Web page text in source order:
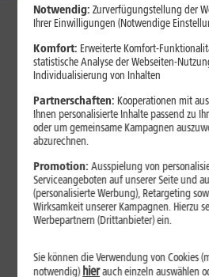
1&1
Jetzt unterbrechungsfrei ins sehr
Ohne doppelte
Notwendig: Zurverfügungstellung der
Ihrer Einwilligungen (Notwendige
Komfort: Erweiterte Komfort-
statistische Analyse der Webseiten-
Individualisierung von Inhalten
Partnerschaften: Kooperationen mit
Ihnen personalisierte Inhalte passend zu
oder um gemeinsame Kampagnen
abzurechnen.
Promotion:Ausspielung von
Serviceangeboten auf unserer Seite und
(personalisierte Werbung), Retargeting
Wirksamkeit unserer Kampagnen. Hierzu
Werbepartnern (Drittanbieter) ein.
Sie können die Verwendung von Cookies
notwendig)hierauch einzeln auswählen